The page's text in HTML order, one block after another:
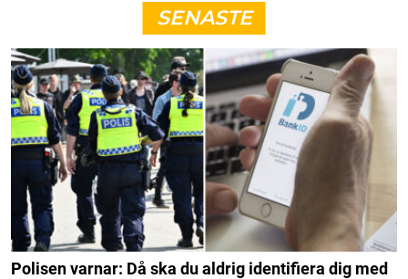
SENASTE
Polisen varnar: Då ska du aldrig identifiera dig med